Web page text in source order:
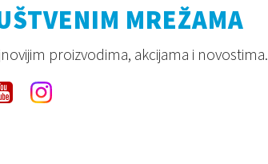
MREŽAMA
proizvodima, akcijama i novostima.